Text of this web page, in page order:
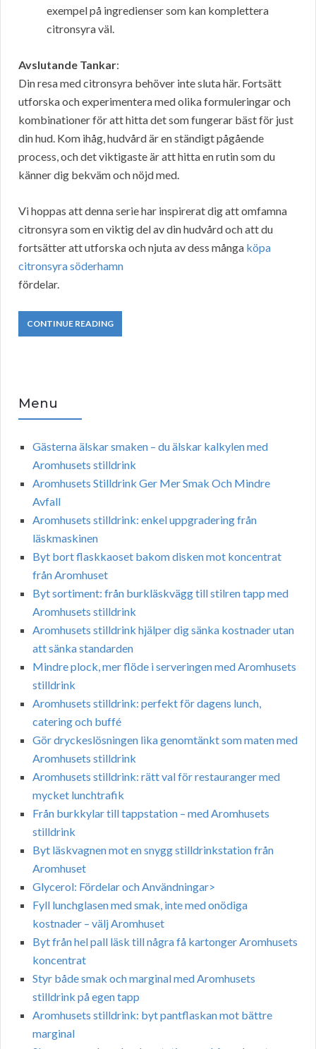
exempel på ingredienser som kan komplettera
citronsyra väl.
Avslutande Tankar:
Din resa med citronsyra behöver inte sluta här. Fortsätt
utforska och experimentera med olika formuleringar och
kombinationer för att hitta det som fungerar bäst för just
din hud. Kom ihåg, hudvård är en ständigt pågående
process, och det viktigaste är att hitta en rutin som du
känner dig bekväm och nöjd med.
Vi hoppas att denna serie har inspirerat dig att omfamna
citronsyra som en viktig del av din hudvård och att du
fortsätter att utforska och njuta av dess många köpa
citronsyra söderhamn
fördelar.
CONTINUE READING
Menu
Gästerna älskar smaken – du älskar kalkylen med
Aromhusets stilldrink
Aromhusets Stilldrink Ger Mer Smak Och Mindre
Avfall
Aromhusets stilldrink: enkel uppgradering från
läskmaskinen
Byt bort flaskkaoset bakom disken mot koncentrat
från Aromhuset
Byt sortiment: från burkläskvägg till stilren tapp med
Aromhusets stilldrink
Aromhusets stilldrink hjälper dig sänka kostnader utan
att sänka standarden
Mindre plock, mer flöde i serveringen med Aromhusets
stilldrink
Aromhusets stilldrink: perfekt för dagens lunch,
catering och buffé
Gör dryckeslösningen lika genomtänkt som maten med
Aromhusets stilldrink
Aromhusets stilldrink: rätt val för restauranger med
mycket lunchtrafik
Från burkkylar till tappstation – med Aromhusets
stilldrink
Byt läskvagnen mot en snygg stilldrinkstation från
Aromhuset
Glycerol: Fördelar och Användningar>
Fyll lunchglasen med smak, inte med onödiga
kostnader – välj Aromhuset
Byt från hel pall läsk till några få kartonger Aromhusets
koncentrat
Styr både smak och marginal med Aromhusets
stilldrink på egen tapp
Aromhusets stilldrink: byt pantflaskan mot bättre
marginal